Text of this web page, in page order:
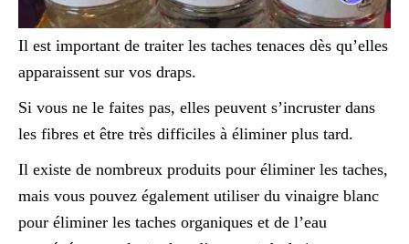
Il est important de traiter les taches tenaces dès qu’elles
apparaissent sur vos draps.
Si vous ne le faites pas, elles peuvent s’incruster dans
les fibres et être très difficiles à éliminer plus tard.
Il existe de nombreux produits pour éliminer les taches,
mais vous pouvez également utiliser du vinaigre blanc
pour éliminer les taches organiques et de l’eau